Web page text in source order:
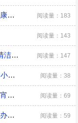
生活中的医学常识 必须知道的一些医学健康小常识 阅读量：183
阅读量：143
日常生活清洁小妙招 5个生活日常的实用清洁小技巧 阅读量：147
10个生活实用小技巧 生活当中有什么实用小技巧 阅读量：38
汤圆和元宵是不是一种东西 讲解汤圆与元宵的区别 阅读量：69
元宵传统民俗活动有哪些 具体在元宵节举办的传统民俗活动 阅读量：59